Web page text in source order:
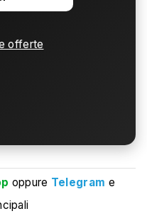
offerte
oppure Telegram e